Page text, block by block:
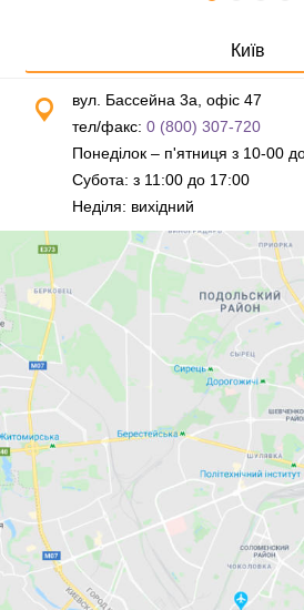
Київ
вул. Бассейна 3а, офіс 47
тел/факс: 0 (800) 307-720
Понеділок – п'ятниця з 10-00
Субота: з 11:00 до 17:00
Неділя: вихідний